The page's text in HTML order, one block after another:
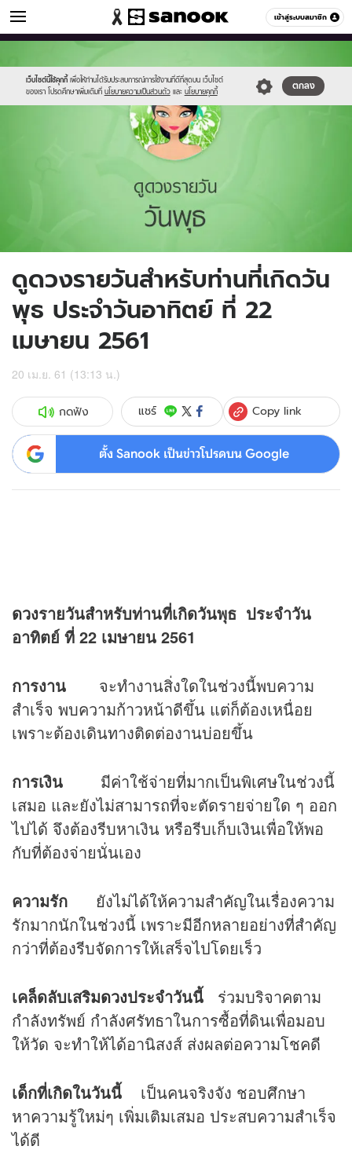
เข้าสู่ระบบสมาชิก
ดูดวง หมวดอื่นๆ
เว็บไซต์นี้ใช้คุกกี้ เพื่อให้ท่านได้รับประสบการณ์การใช้งานที่ดีที่สุดบน เว็บไซต์
ของเรา โปรดศึกษาเพิ่มเติมที่ นโยบายความเป็นส่วนตัว และ นโยบายคุกกี้
ตกลง
//s.isanook.com/sr/0/images/logo-
new-
sanook.png
//s.isanook.com/ho/0/ud/fxd/day/4_wed.jpg
ดูดวงรายวันสำหรับท่านที่เกิดวัน
พุธ ประจำวันอาทิตย์ ที่ 22
เมษายน 2561
20 เม.ย. 61 (13:13 น.)
กดฟัง แชร์ Copy link
ตั้ง Sanook เป็นข่าวโปรดบน Google
ดวงรายวันสำหรับท่านที่เกิดวันพุธ ประจำวัน
อาทิตย์ ที่ 22 เมษายน 2561
การงาน จะทำงานสิ่งใดในช่วงนี้พบความ
สำเร็จ พบความก้าวหน้าดีขึ้น แต่ก็ต้องเหนื่อย
เพราะต้องเดินทางติดต่องานบ่อยขึ้น
การเงิน มีค่าใช้จ่ายที่มากเป็นพิเศษในช่วงนี้
เสมอ และยังไม่สามารถที่จะตัดรายจ่ายใด ๆ ออก
ไปได้ จึงต้องรีบหาเงิน หรือรีบเก็บเงินเพื่อให้พอ
กับที่ต้องจ่ายนั่นเอง
ความรัก ยังไม่ได้ให้ความสำคัญในเรื่องความ
รักมากนักในช่วงนี้ เพราะมีอีกหลายอย่างที่สำคัญ
กว่าที่ต้องรีบจัดการให้เสร็จไปโดยเร็ว
เคล็ดลับเสริมดวงประจำวันนี้ ร่วมบริจาคตาม
กำลังทรัพย์ กำลังศรัทธาในการซื้อที่ดินเพื่อมอบ
ให้วัด จะทำให้ได้อานิสงส์ ส่งผลต่อความโชคดี
เด็กที่เกิดในวันนี้
เป็นคนจริงจัง ชอบศึกษา
หาความรู้ใหม่ๆ เพิ่มเติมเสมอ ประสบความสำเร็จ
ได้ดี